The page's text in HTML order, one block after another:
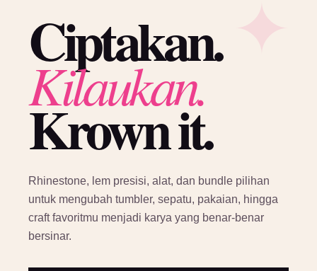
Ciptakan.
Kilaukan.
Krown it.
Rhinestone, lem presisi, alat, dan bundle pilihan
untuk mengubah tumbler, sepatu, pakaian, hingga
craft favoritmu menjadi karya yang benar-benar
bersinar.